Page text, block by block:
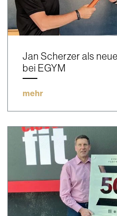
Jan Scherzer als
bei EGYM
mehr